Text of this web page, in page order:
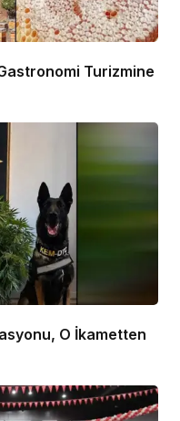
Turizmine
O İkametten